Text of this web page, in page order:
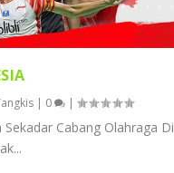
| 0 |
Cabang Olahraga Di